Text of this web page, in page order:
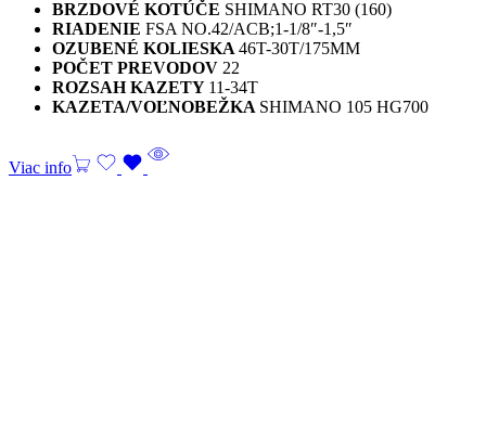
BRZDOVÉ KOTÚČE SHIMANO RT30 (160)
RIADENIE FSA NO.42/ACB;1-1/8″-1,5″
OZUBENÉ KOLIESKA 46T-30T/175MM
POČET PREVODOV 22
ROZSAH KAZETY 11-34T
KAZETA/VOĽNOBEŽKA SHIMANO 105 HG700
Viac info